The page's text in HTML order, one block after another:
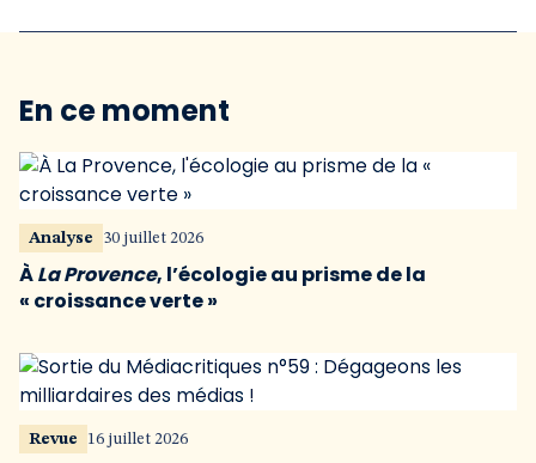
En ce moment
Analyse 30 juillet 2026
ÀLa Provence, l’écologie au prisme de la
« croissance verte »
Revue 16 juillet 2026